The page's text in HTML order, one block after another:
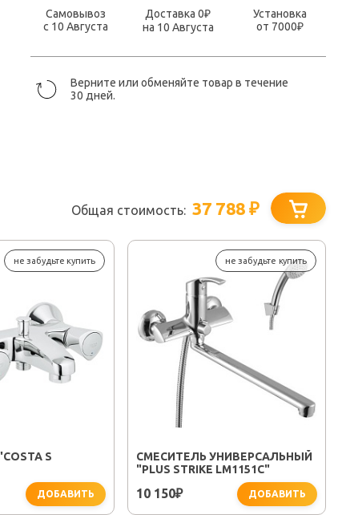
Самовывоз
с 10 Августа
Доставка 0₽
на 10 Августа
Установка
от 7000₽
Верните или обменяйте товар в течение
30 дней.
Общая стоимость: 37 788₽
не забудьте купить
S
ДОБАВИТЬ
не забудьте купить
СМЕСИТЕЛЬ УНИВЕРСАЛЬНЫЙ
"PLUS STRIKE LM1151C"
10 150₽ ДОБАВИТЬ